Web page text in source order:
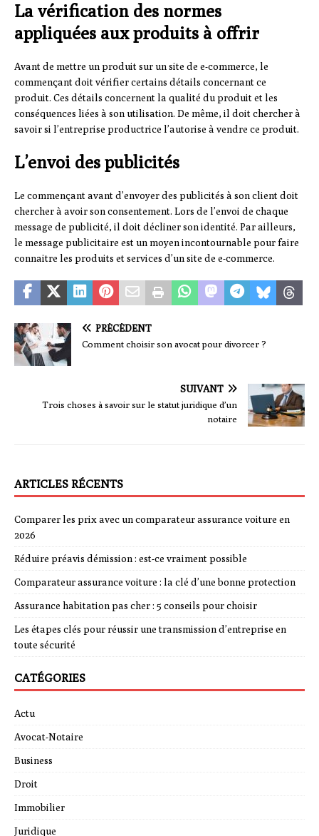
La vérification des normes
appliquées aux produits à offrir
Avant de mettre un produit sur un site de e-commerce, le
commençant doit vérifier certains détails concernant ce
produit. Ces détails concernent la qualité du produit et les
conséquences liées à son utilisation. De même, il doit chercher à
savoir si l’entreprise productrice l’autorise à vendre ce produit.
L’envoi des publicités
Le commençant avant d’envoyer des publicités à son client doit
chercher à avoir son consentement. Lors de l’envoi de chaque
message de publicité, il doit décliner son identité. Par ailleurs,
le message publicitaire est un moyen incontournable pour faire
connaitre les produits et services d’un site de e-commerce.
PRÉCÉDENT
Comment choisir son avocat pour divorcer ?
SUIVANT
Trois choses à savoir sur le statut juridique d’un
notaire
ARTICLES RÉCENTS
Comparer les prix avec un comparateur assurance voiture en
2026
Réduire préavis démission : est-ce vraiment possible
Comparateur assurance voiture : la clé d’une bonne protection
Assurance habitation pas cher : 5 conseils pour choisir
Les étapes clés pour réussir une transmission d’entreprise en
toute sécurité
CATÉGORIES
Actu
Avocat-Notaire
Business
Droit
Immobilier
Juridique